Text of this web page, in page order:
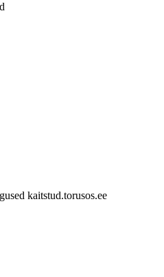
kaitstud.torusos.ee